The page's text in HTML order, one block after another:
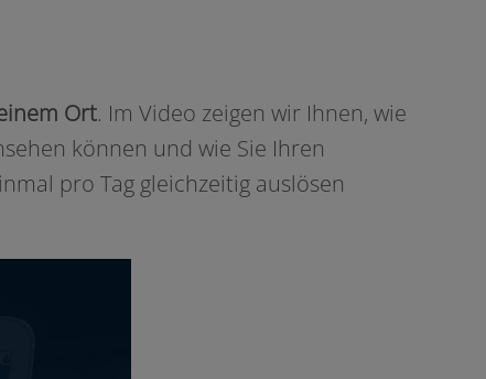
Ort. Im Video zei­gen wir Ihnen, wie
kön­nen und wie Sie Ihren
pro Tag gleich­zei­tig aus­lö­sen